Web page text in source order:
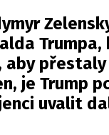
aby
je Trump
uvalit